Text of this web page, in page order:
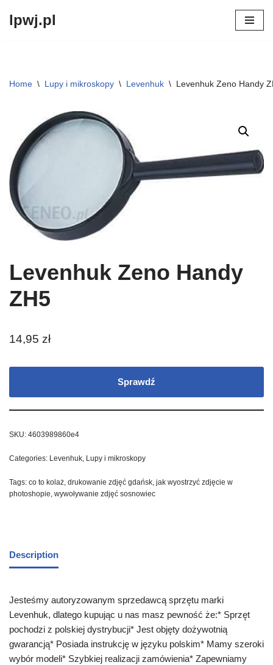
lpwj.pl
Home \ Lupy i mikroskopy \ Levenhuk \ Levenhuk Zeno Handy
Levenhuk Zeno Handy
ZH5
14,95 zł
Sprawdź
SKU: 4603989860e4
Categories: Levenhuk, Lupy i mikroskopy
Tags: co to kolaż, drukowanie zdjęć gdańsk, jak wyostrzyć zdjęcie w
photoshopie, wywoływanie zdjęć sosnowiec
Description
Jesteśmy autoryzowanym sprzedawcą sprzętu marki
Levenhuk, dlatego kupując u nas masz pewność że:* Sprzęt
pochodzi z polskiej dystrybucji* Jest objęty dożywotnią
gwarancją* Posiada instrukcję w języku polskim* Mamy szeroki
wybór modeli* Szybkiej realizacji zamówienia* Zapewniamy